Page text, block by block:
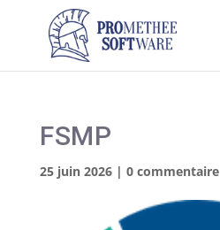
FSMP
25 juin 2026| 0 commentaire